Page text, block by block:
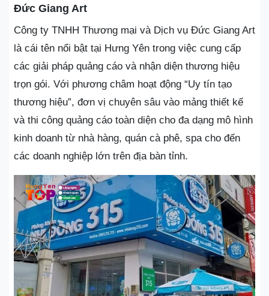
Đức Giang Art
Công ty TNHH Thương mại và Dịch vụ Đức Giang Art
là cái tên nổi bật tại Hưng Yên trong việc cung cấp
các giải pháp quảng cáo và nhận diện thương hiệu
trọn gói. Với phương châm hoạt động “Uy tín tạo
thương hiệu”, đơn vị chuyên sâu vào mảng thiết kế
và thi công quảng cáo toàn diện cho đa dạng mô hình
kinh doanh từ nhà hàng, quán cà phê, spa cho đến
các doanh nghiệp lớn trên địa bàn tỉnh.